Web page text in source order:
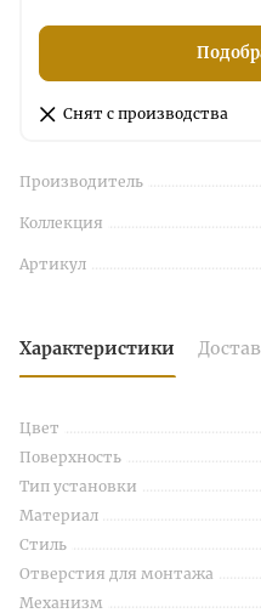
Снят с производства
Производитель
Коллекция
Артикул
Характеристики
Цвет
Поверхность
Тип установки
Материал
Стиль
Отверстия для монтажа
Механизм